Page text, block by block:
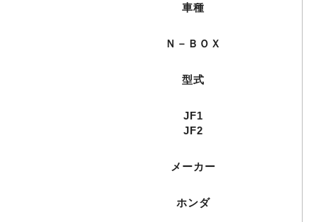
車種
Ｎ－ＢＯＸ
型式
JF1
JF2
メーカー
ホンダ